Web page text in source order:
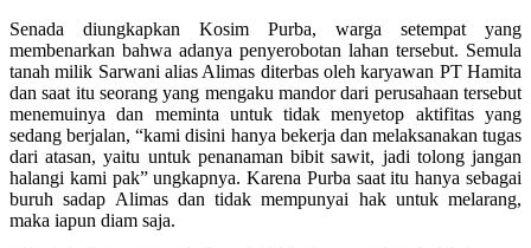
Senada diungkapkan Kosim Purba, warga setempat yang
membenarkan bahwa adanya penyerobotan lahan tersebut. Semula
tanah milik Sarwani alias Alimas diterbas oleh karyawan PT Hamita
dan saat itu seorang yang mengaku mandor dari perusahaan tersebut
menemuinya dan meminta untuk tidak menyetop aktifitas yang
sedang berjalan, “kami disini hanya bekerja dan melaksanakan tugas
dari atasan, yaitu untuk penanaman bibit sawit, jadi tolong jangan
halangi kami pak” ungkapnya. Karena Purba saat itu hanya sebagai
buruh sadap Alimas dan tidak mempunyai hak untuk melarang,
maka iapun diam saja.